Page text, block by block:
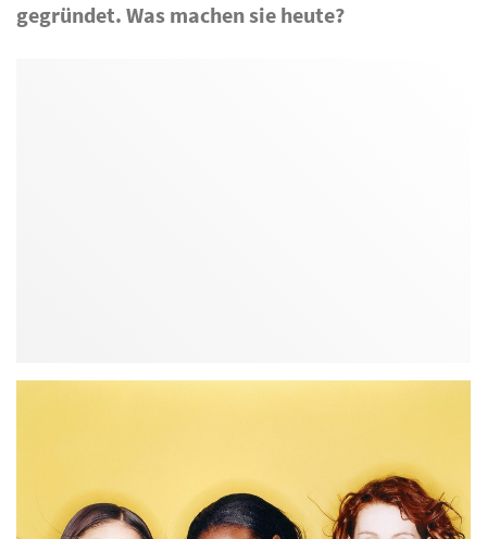
gegründet. Was machen sie heute?